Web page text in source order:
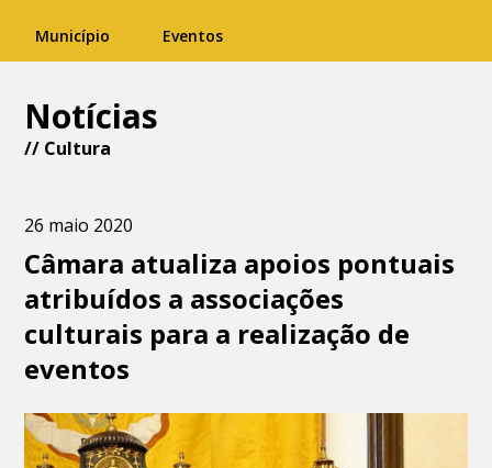
Município Eventos
Notícias
// Cultura
26 maio 2020
Câmara atualiza apoios pontuais
atribuídos a associações
culturais para a realização de
eventos